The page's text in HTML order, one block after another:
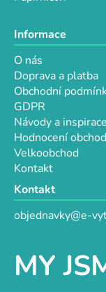
MY
Informace
O nás
Doprava a platba
Obchodní
GDPR
Návody a inspirace
Hodnocení
Velkoobchod
Kontakt
Kontakt
objednavky@e-
Facebook